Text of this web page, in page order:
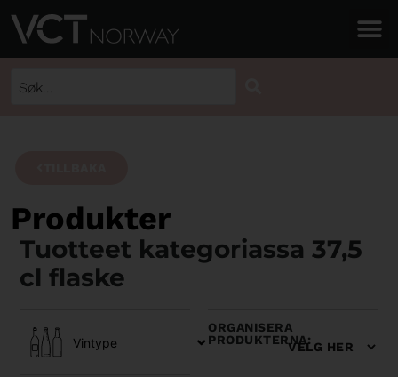
Produkter
Tuotteet kategoriassa 37,5
cl flaske
Vintype
ORGANISERA
PRODUKTERNA: